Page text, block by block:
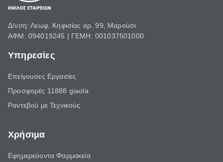
Δ/νση: Λεωφ. Κηφισίας αρ. 99, Μαρούσι
ΑΦΜ: 094019245 | ΓΕΜΗ: 001037501000
Υπηρεσίες
Επείγουσες Εργασίες
Προσφορές 11888 giaola
Ραντεβού με Τεχνικούς
Χρήσιμα
Εφημερεύοντα Φαρμακεία